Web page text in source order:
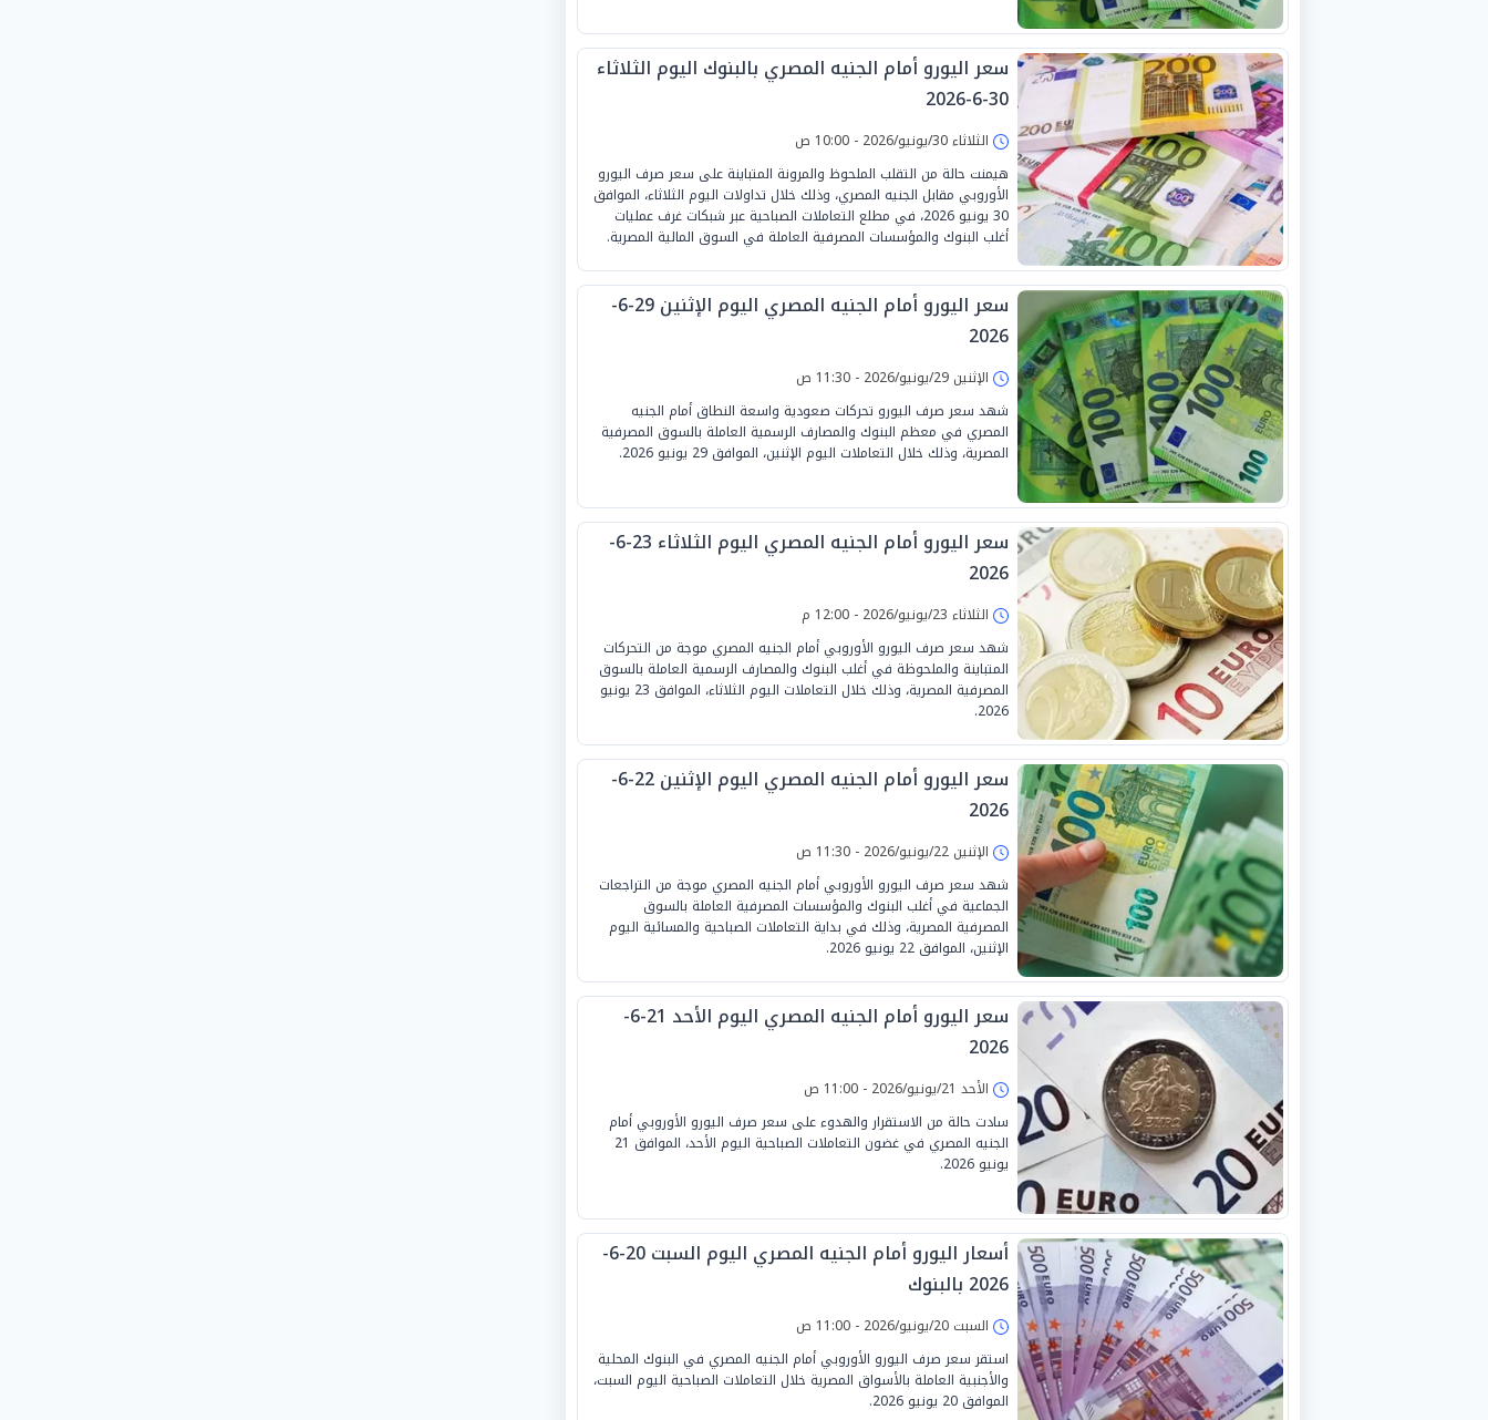
سعر اليورو أمام الجنيه المصري بالبنوك اليوم الثلاثاء
30-6-2026
الثلاثاء 30/يونيو/2026 - 10:00 ص
هيمنت حالة من التقلب الملحوظ والمرونة المتباينة على سعر صرف اليورو
الأوروبي مقابل الجنيه المصري، وذلك خلال تداولات اليوم الثلاثاء، الموافق
30 يونيو 2026، في مطلع التعاملات الصباحية عبر شبكات غرف عمليات
أغلب البنوك والمؤسسات المصرفية العاملة في السوق المالية المصرية.
سعر اليورو أمام الجنيه المصري اليوم الإثنين 29-6-
2026
الإثنين 29/يونيو/2026 - 11:30 ص
شهد سعر صرف اليورو تحركات صعودية واسعة النطاق أمام الجنيه
المصري في معظم البنوك والمصارف الرسمية العاملة بالسوق المصرفية
المصرية، وذلك خلال التعاملات اليوم الإثنين، الموافق 29 يونيو 2026.
سعر اليورو أمام الجنيه المصري اليوم الثلاثاء 23-6-
2026
الثلاثاء 23/يونيو/2026 - 12:00 م
شهد سعر صرف اليورو الأوروبي أمام الجنيه المصري موجة من التحركات
المتباينة والملحوظة في أغلب البنوك والمصارف الرسمية العاملة بالسوق
المصرفية المصرية، وذلك خلال التعاملات اليوم الثلاثاء، الموافق 23 يونيو
2026.
سعر اليورو أمام الجنيه المصري اليوم الإثنين 22-6-
2026
الإثنين 22/يونيو/2026 - 11:30 ص
شهد سعر صرف اليورو الأوروبي أمام الجنيه المصري موجة من التراجعات
الجماعية في أغلب البنوك والمؤسسات المصرفية العاملة بالسوق
المصرفية المصرية، وذلك في بداية التعاملات الصباحية والمسائية اليوم
الإثنين، الموافق 22 يونيو 2026.
سعر اليورو أمام الجنيه المصري اليوم الأحد 21-6-
2026
الأحد 21/يونيو/2026 - 11:00 ص
سادت حالة من الاستقرار والهدوء على سعر صرف اليورو الأوروبي أمام
الجنيه المصري في غضون التعاملات الصباحية اليوم الأحد، الموافق 21
يونيو 2026.
أسعار اليورو أمام الجنيه المصري اليوم السبت 20-6-
2026 بالبنوك
السبت 20/يونيو/2026 - 11:00 ص
استقر سعر صرف اليورو الأوروبي أمام الجنيه المصري في البنوك المحلية
والأجنبية العاملة بالأسواق المصرية خلال التعاملات الصباحية اليوم السبت،
الموافق 20 يونيو 2026.